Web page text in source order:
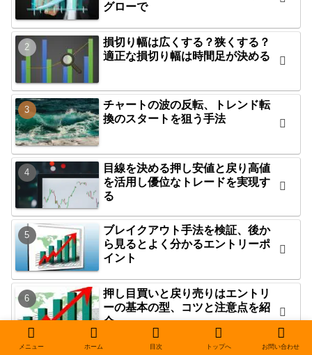
グローで
損切り幅は広くする？狭くする？
適正な損切り幅は時間足が決める
チャートの波の反転、トレンド転
換のスタートを狙う手法
目線を決める押し安値と戻り高値
を活用し優位なトレードを実現す
る
ブレイクアウト手法を検証、後か
ら見るとよく分かるエントリーポ
イント
押し目買いと戻り売りはエントリ
ーの基本の型、コツと注意点を紹
介
メニュー ホーム 目次 トップへ お問い合わせ